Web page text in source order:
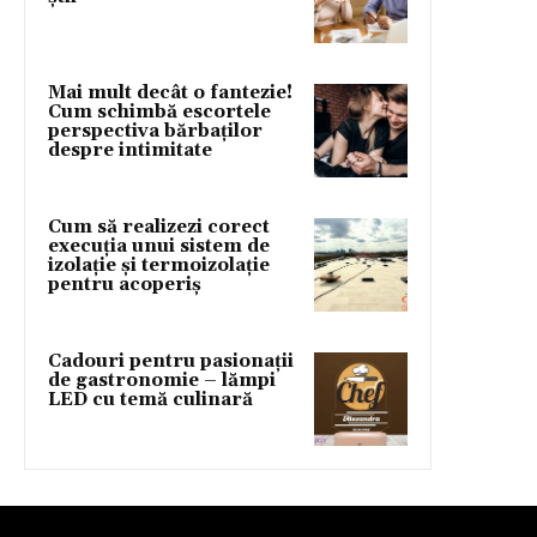
Mai mult decât o fantezie!
Cum schimbă escortele
perspectiva bărbaților
despre intimitate
Cum să realizezi corect
execuția unui sistem de
izolație și termoizolație
pentru acoperiș
Cadouri pentru pasionații
de gastronomie – lămpi
LED cu temă culinară